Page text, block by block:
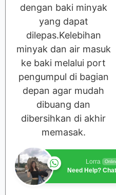
dengan baki minyak
yang dapat
dilepas.Kelebihan
minyak dan air masuk
ke baki melalui port
pengumpul di bagian
depan agar mudah
dibuang dan
dibersihkan di akhir
memasak.
Lorra
Need Help?